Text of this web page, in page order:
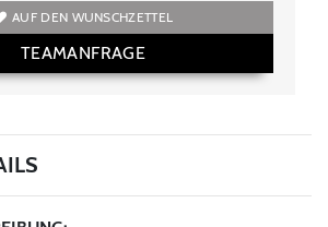
AUF DEN WUNSCHZETTEL
TEAMANFRAGE